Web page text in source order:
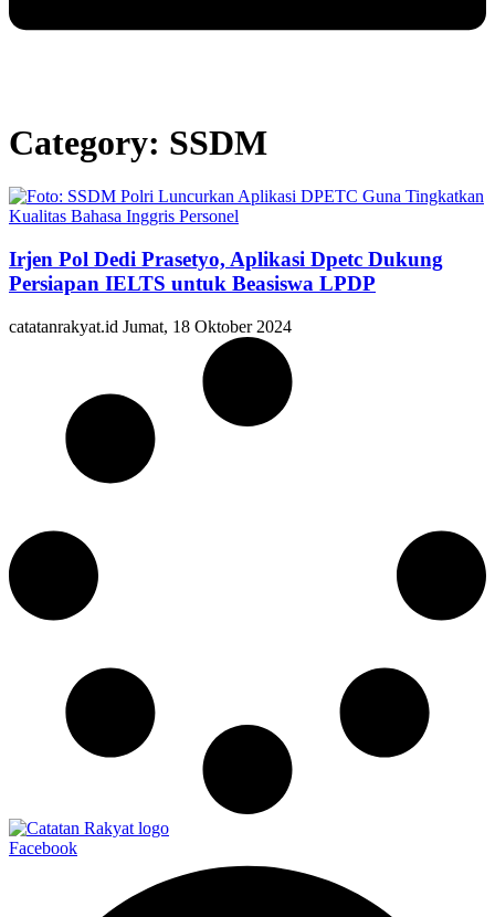
Category: SSDM
Irjen Pol Dedi Prasetyo, Aplikasi Dpetc Dukung
Persiapan IELTS untuk Beasiswa LPDP
catatanrakyat.id Jumat, 18 Oktober 2024
Facebook